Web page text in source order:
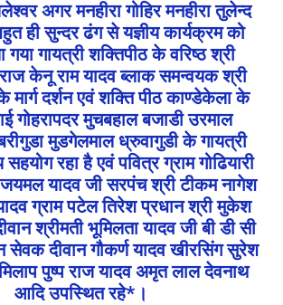
अगर मनहीरा गोहिर मनहीरा तुलेन्द
ही सुन्दर ढंग से यज्ञीय कार्यक्रम को
गया गायत्री शक्तिपीठ के वरिष्ठ श्री
केनू राम यादव ब्लाक समन्वयक श्री
दर्शन एवं शक्ति पीठ काण्डेकेला के
गोहरापदर मुचबहाल बजाडी उरमाल
मुडगेलमाल ध्रुवागुडी के गायत्री
रहा है एवं पवित्र ग्राम गोढियारी
यादव जी सरपंच श्री टीकम नागेश
ग्राम पटेल तिरेश प्रधान श्री मुकेश
श्रीमती भूमिलता यादव जी बी डी सी
सेवक दीवान गौकर्ण यादव खीरसिंग सुरेश
पुष्प राज यादव अमृत लाल देवनाथ
आदि उपस्थित रहे*।